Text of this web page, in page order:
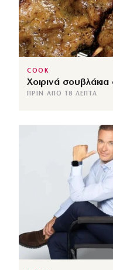
COOK
Χοιρινά σουβλάκια
ΠΡΙΝ ΑΠΌ 18 ΛΕΠΤΆ